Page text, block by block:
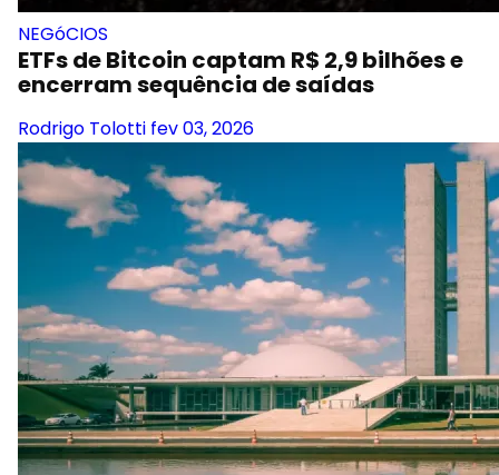
NEGóCIOS
ETFs de Bitcoin captam R$ 2,9 bilhões e
encerram sequência de saídas
Rodrigo Tolotti fev 03, 2026